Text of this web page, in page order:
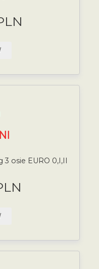
3 osie EURO 0,I,II